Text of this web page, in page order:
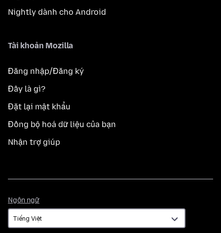
Nightly dành cho Android
Tài khoản Mozilla
Đăng nhập/Đăng ký
Đây là gì?
Đặt lại mật khẩu
Đồng bộ hoá dữ liệu của bạn
Nhận trợ giúp
Ngôn ngữ
ngữ